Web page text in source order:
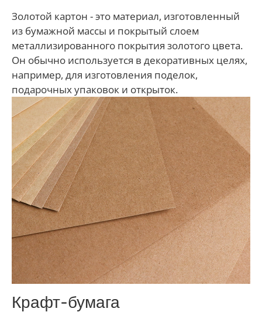
Золотой картон - это материал, изготовленный
из бумажной массы и покрытый слоем
металлизированного покрытия золотого цвета.
Он обычно используется в декоративных целях,
например, для изготовления поделок,
подарочных упаковок и открыток.
Крафт-бумага